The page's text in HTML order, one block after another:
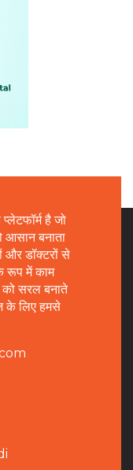
है जो
आसान बनाता
और डॉक्टरों से
रूप में काम
सरल बनाते
के लिए हमसे